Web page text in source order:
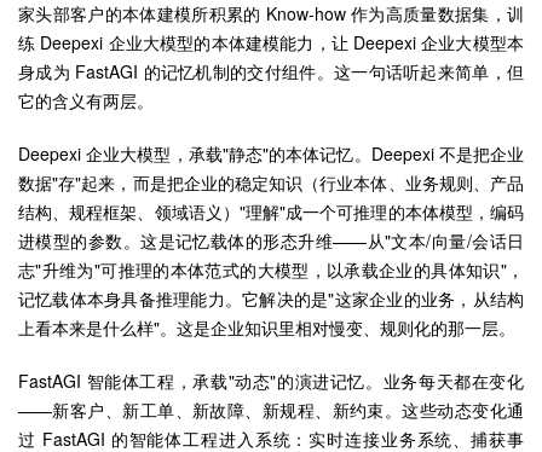
家头部客户的本体建模所积累的 Know-how 作为高质量数据集，训
练 Deepexi 企业大模型的本体建模能力，让 Deepexi 企业大模型本
身成为 FastAGI 的记忆机制的交付组件。这一句话听起来简单，但
它的含义有两层。
Deepexi 企业大模型，承载"静态"的本体记忆。Deepexi 不是把企业
数据"存"起来，而是把企业的稳定知识（行业本体、业务规则、产品
结构、规程框架、领域语义）"理解"成一个可推理的本体模型，编码
进模型的参数。这是记忆载体的形态升维——从"文本/向量/会话日
志"升维为"可推理的本体范式的大模型，以承载企业的具体知识"，
记忆载体本身具备推理能力。它解决的是"这家企业的业务，从结构
上看本来是什么样"。这是企业知识里相对慢变、规则化的那一层。
FastAGI 智能体工程，承载"动态"的演进记忆。业务每天都在变化
——新客户、新工单、新故障、新规程、新约束。这些动态变化通
过 FastAGI 的智能体工程进入系统：实时连接业务系统、捕获事